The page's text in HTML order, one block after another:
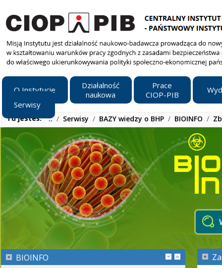
O Instytucie
Działalność
naukowa
Prace
CIOP-PIB
Serwisy
Tu jesteś: ../ Serwisy / BAZY wiedzy o BHP / BIOINFO /
BIOINFO